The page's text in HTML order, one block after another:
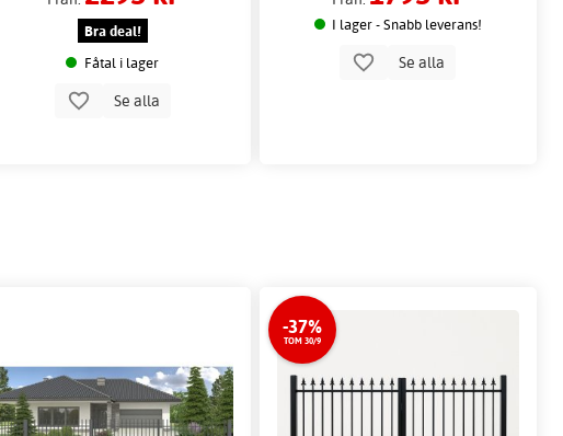
Bra deal!
Fåtal i lager
Se alla
I lager - Snabb leverans!
Se alla
-37%
TOM 30/9